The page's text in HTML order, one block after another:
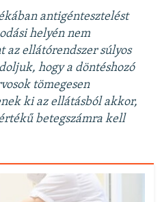
antigéntesztelést
helyén nem
ellátórendszer súlyos
hogy a döntéshozó
tömegesen
ki az ellátásból akkor,
betegszámra kell